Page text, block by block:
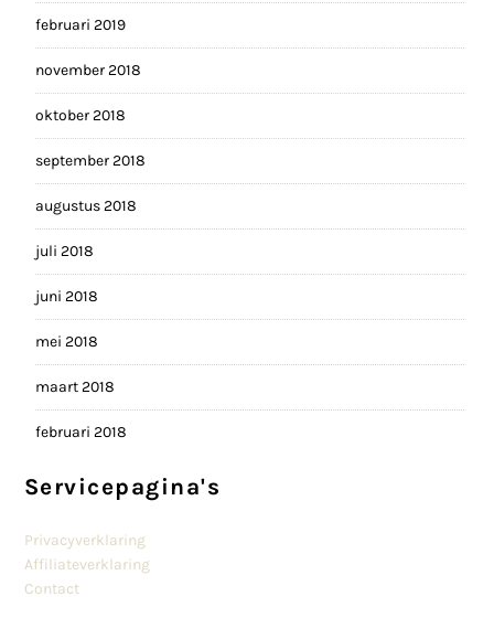
februari 2019
november 2018
oktober 2018
september 2018
augustus 2018
juli 2018
juni 2018
mei 2018
maart 2018
februari 2018
Servicepagina's
Privacyverklaring
Affiliateverklaring
Contact